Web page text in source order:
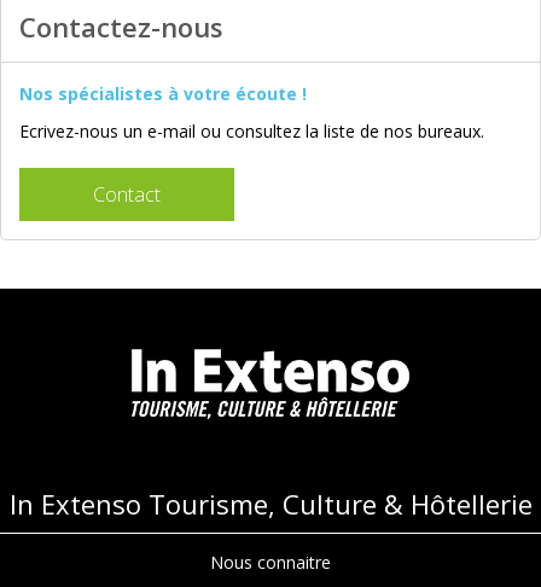
Contactez-nous
Nos spécialistes à votre écoute !
Ecrivez-nous un e-mail ou consultez la liste de nos bureaux.
Contact
In Extenso Tourisme, Culture & Hôtellerie
Nous connaitre